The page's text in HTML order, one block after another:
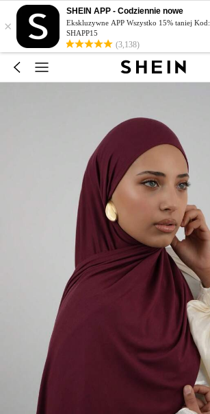
×
SHEIN APP - Codziennie nowe
Ekskluzywne APP Wszystko 15% taniej Kod:
SHAPP15
(3,138)